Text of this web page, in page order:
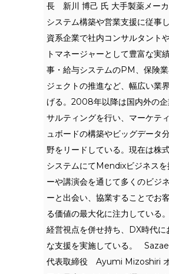
長 新川 博己 氏 大手製薬メー
システム構築や営業支援に従事
資系企業で社内コンサルタント
トマネージャーとして豊富な実
事・給与システムのPM、保険
ジェクトの推進など、幅広い業
げる。2008年以降は国内外の
サルティングを行い、マーケテ
ュボードの構築やビッグデータ
野をリードしている。現在は株
システムにてMendixビジネスを
ーや講演会を通じて多くのビジ
ーと出会い、協業することでお
る価値の最大化に注力している
経営視点を併せ持ち、DX時代に
な支援を実施している。
代表取締役 Ayumi Mizoshiri